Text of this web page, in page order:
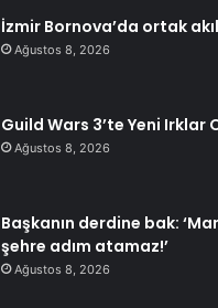
İzmir Bornova’da ortak
Ağustos 8, 2026
Guild Wars 3’te Yeni Irklar
Ağustos 8, 2026
Başkanın derdine bak:
şehre adım atamaz!’
Ağustos 8, 2026